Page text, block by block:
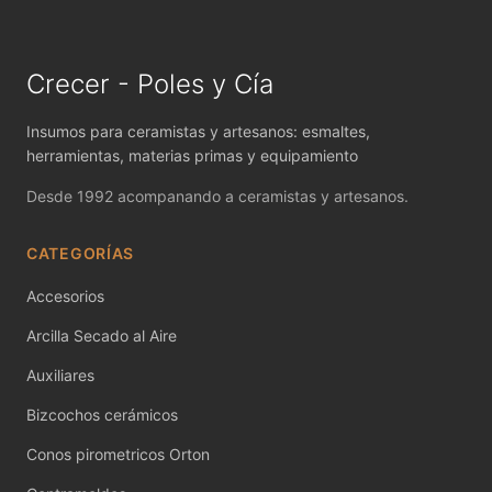
MAYCO FOUNDATIONS OPAQUE
MAYCO FOUNDATIONS SHEER
MAYCO FUNDAMENTALS UNDERGLAZES
MAYCO JUNGLE GEMS
MAYCO MAGIC METALLICS
MAYCO POTTERY CASCADES
Crecer - Poles y Cía
Insumos para ceramistas y artesanos: esmaltes,
herramientas, materias primas y equipamiento
Desde 1992 acompanando a ceramistas y artesanos.
CATEGORÍAS
Accesorios
Arcilla Secado al Aire
Auxiliares
Bizcochos cerámicos
Conos pirometricos Orton